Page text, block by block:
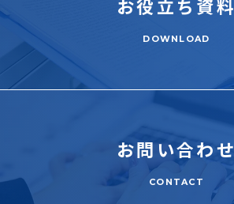
お役立ち 資料
DOWNLOAD
お問い合わせ
CONTACT